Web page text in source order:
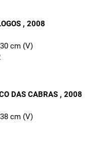
, 2008
cm (V)
DAS CABRAS , 2008
cm (V)